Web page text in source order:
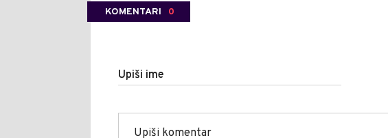
KOMENTARI 0
Upiši ime